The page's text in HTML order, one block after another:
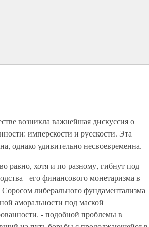
возникла важнейшая дискуссия о
имперскости и русскости. Эта
однако удивительно несвоевременна.
равно, хотя и по-разному, гибнут под
- его финансового монетаризма в
либерального фундаментализма
аморальности под маской
- подобной проблемы в